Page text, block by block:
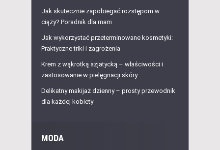
Jak skutecznie zapobiegać rozstępom w
ciąży? Poradnik dla mam
Jak wykorzystać przeterminowane kosmetyki:
Praktyczne triki i zagrożenia
Krem z wąkrotką azjatycką – właściwości i
zastosowanie w pielęgnacji skóry
Delikatny makijaż dzienny – prosty przewodnik
dla każdej kobiety
MODA